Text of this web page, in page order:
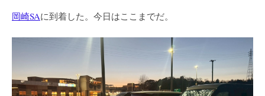
岡崎SAに到着した。今日はここまでだ。